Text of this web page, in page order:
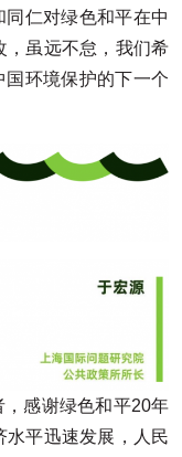
仁对绿色和平在中
，虽远不怠，我们希
环境保护的下一个
感谢绿色和平20年
水平迅速发展，人民